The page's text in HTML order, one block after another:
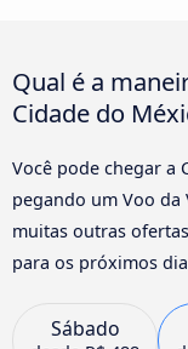
Qual é a
Cidade do
Você pode chegar a
pegando um Voo da
muitas outras
para os próximos
Sábado